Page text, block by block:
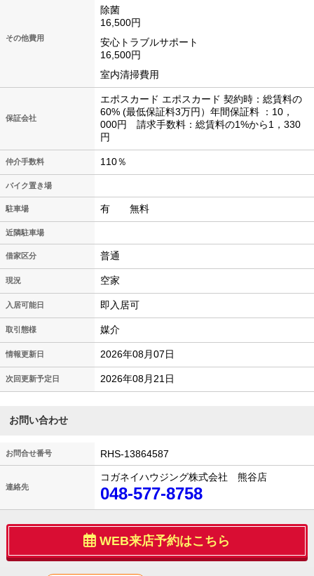
その他費用
除菌
16,500円
安心トラブルサポート
16,500円
室内清掃費用
保証会社
エポスカード エポスカード 契約時：総賃料の
60% (最低保証料3万円）年間保証料 ：10，
000円 請求手数料：総賃料の1%から1，330
円
仲介手数料 110％
バイク置き場
駐車場 有 無料
近隣駐車場
借家区分 普通
現況 空家
入居可能日 即入居可
取引態様 媒介
情報更新日 2026年08月07日
次回更新予定日 2026年08月21日
お問い合わせ
お問合せ番号 RHS-13864587
連絡先
コガネイハウジング株式会社 熊谷店
048-577-8758
WEB来店予約はこちら